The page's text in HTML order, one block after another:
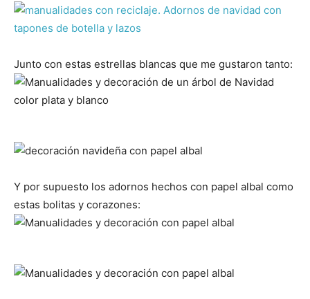
Junto con estas estrellas blancas que me gustaron tanto:
Y por supuesto los adornos hechos con papel albal como
estas bolitas y corazones: